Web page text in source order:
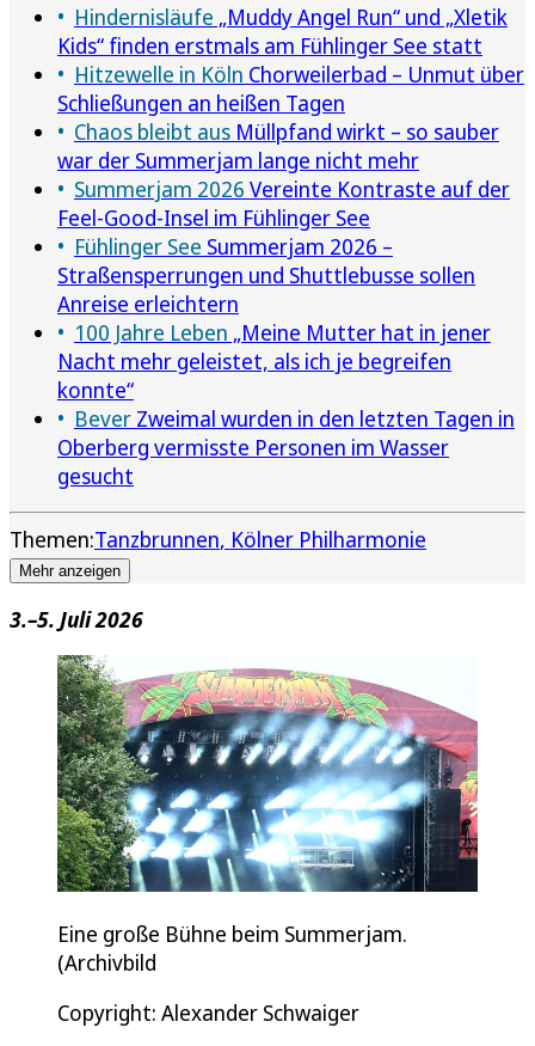
Hindernisläufe „Muddy Angel Run“ und „Xletik
Kids“ finden erstmals am Fühlinger See statt
Hitzewelle in Köln Chorweilerbad – Unmut über
Schließungen an heißen Tagen
Chaos bleibt aus Müllpfand wirkt – so sauber
war der Summerjam lange nicht mehr
Summerjam 2026 Vereinte Kontraste auf der
Feel-Good-Insel im Fühlinger See
Fühlinger See Summerjam 2026 –
Straßensperrungen und Shuttlebusse sollen
Anreise erleichtern
100 Jahre Leben „Meine Mutter hat in jener
Nacht mehr geleistet, als ich je begreifen
konnte“
Bever Zweimal wurden in den letzten Tagen in
Oberberg vermisste Personen im Wasser
gesucht
Themen:Tanzbrunnen Kölner Philharmonie
Mehr anzeigen
3.–5. Juli 2026
Eine große Bühne beim Summerjam.
(Archivbild
Copyright: Alexander Schwaiger